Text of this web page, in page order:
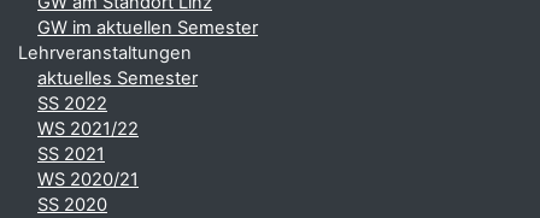
GW im aktuellen Semester
Lehrveranstaltungen
aktuelles Semester
SS 2022
WS 2021/22
SS 2021
WS 2020/21
SS 2020